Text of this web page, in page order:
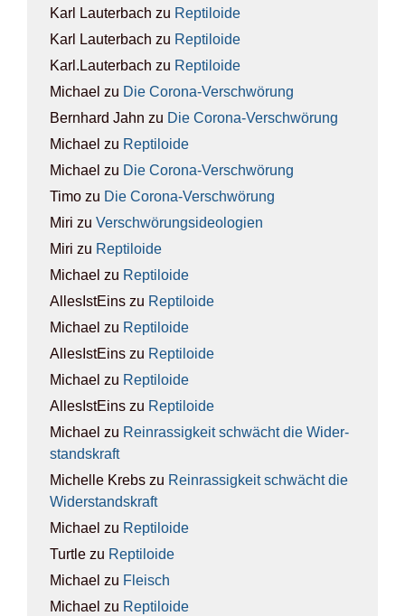
Karl Lauterbach zu Rep­ti­lo­ide
Karl Lauterbach zu Rep­ti­lo­ide
Karl.Lauterbach zu Rep­ti­lo­ide
Michael zu Die Coro­na-Ver­schwö­rung
Bernhard Jahn zu Die Coro­na-Ver­schwö­rung
Michael zu Rep­ti­lo­ide
Michael zu Die Coro­na-Ver­schwö­rung
Timo zu Die Coro­na-Ver­schwö­rung
Miri zu Ver­schwö­rungs­ideo­lo­gien
Miri zu Rep­ti­lo­ide
Michael zu Rep­ti­lo­ide
AllesIstEins zu Rep­ti­lo­ide
Michael zu Rep­ti­lo­ide
AllesIstEins zu Rep­ti­lo­ide
Michael zu Rep­ti­lo­ide
AllesIstEins zu Rep­ti­lo­ide
Michael zu Rein­ras­sig­keit schwächt die Wider­
stands­kraft
Michelle Krebs zu Rein­ras­sig­keit schwächt die
Wider­stands­kraft
Michael zu Rep­ti­lo­ide
Turtle zu Rep­ti­lo­ide
Michael zu Fleisch
Michael zu Rep­ti­lo­ide